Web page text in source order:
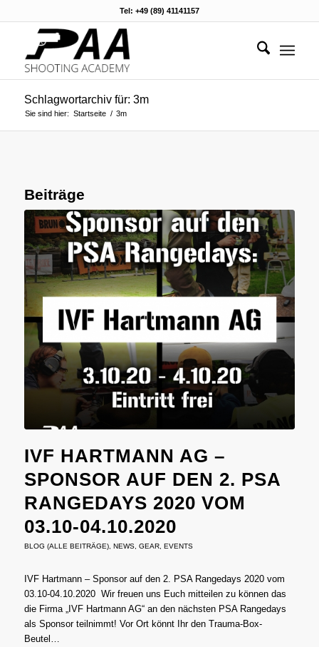
Tel: +49 (89) 41141157
Schlagwortarchiv für: 3m
Sie sind hier: Startseite / 3m
Beiträge
IVF HARTMANN AG –
SPONSOR AUF DEN 2. PSA
RANGEDAYS 2020 VOM
03.10-04.10.2020
BLOG (ALLE BEITRÄGE), NEWS, GEAR, EVENTS
IVF Hartmann – Sponsor auf den 2. PSA Rangedays 2020 vom
03.10-04.10.2020 Wir freuen uns Euch mitteilen zu können das
die Firma „IVF Hartmann AG“ an den nächsten PSA Rangedays
als Sponsor teilnimmt! Vor Ort könnt Ihr den Trauma-Box-
Beutel…